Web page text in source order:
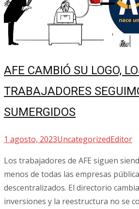
AFE CAMBIÓ SU LOGO,
TRABAJADORES
SUMERGIDOS
1 agosto, 2023UncategorizedEditor
Los trabajadores de AFE siguen
menos de todas las empresas
descentralizados. El directorio
inversiones y la reestructura no se